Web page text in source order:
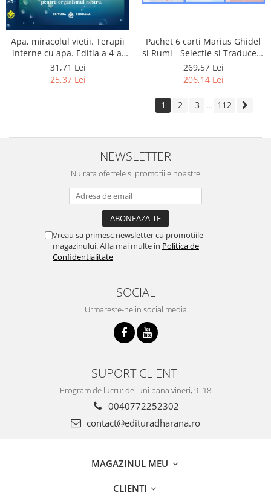
Apa, miracolul vietii. Terapii
interne cu apa. Editia a 4-a,
revizuita si adaugita.
31,71 Lei
25,37 Lei
Pachet 6 carti Marius Ghidel
si Rumi - Selectie si Traducere
de Marius Ghidel
269,57 Lei
206,14 Lei
1 2 3 ... 112
NEWSLETTER
Nu rata ofertele si promotiile noastre
Vreau sa primesc newsletter cu promotiile
magazinului. Afla mai multe in Politica de
Confidentialitate
SOCIAL
Urmareste-ne in social media
SUPORT CLIENTI
Program de lucru: de luni pana vineri, 9 -18
0040772252302
contact@edituradharana.ro
MAGAZINUL MEU
CLIENTI